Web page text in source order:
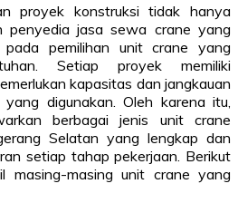
proyek konstruksi tidak hanya
penyedia jasa sewa crane yang
pemilihan unit crane yang
Setiap proyek memiliki
kapasitas dan jangkauan
digunakan. Oleh karena itu,
berbagai jenis unit crane
Selatan yang lengkap dan
setiap tahap pekerjaan. Berikut
masing-masing unit crane yang